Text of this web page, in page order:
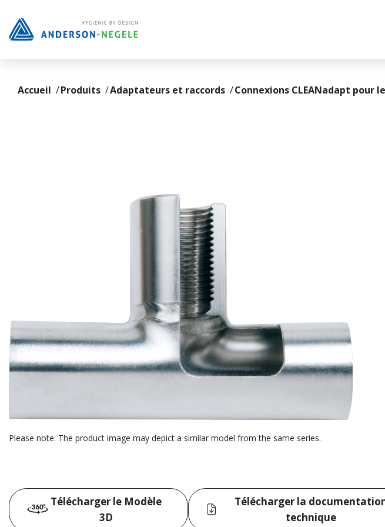
Accueil Produits Adaptateurs et raccords Connexions CLEANadapt pour
Please note: The product image may depict a similar model from the same series.
Télécharger le Modèle
3D
Télécharger la
technique